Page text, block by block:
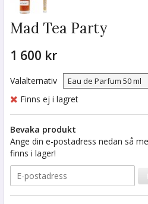
Mad Tea Party
1 600 kr
Valalternativ
Finns ej i lagret
Bevaka produkt
Ange din e-postadress nedan så
finns i lager!